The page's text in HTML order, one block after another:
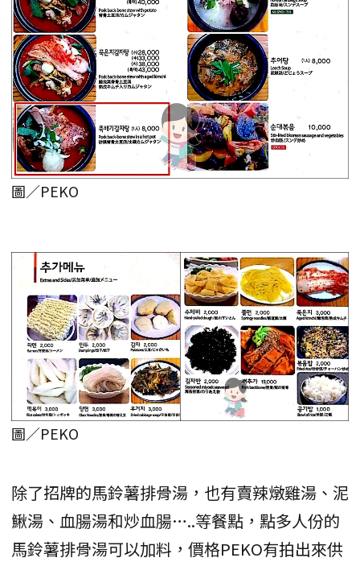
圖／PEKO
圖／PEKO
除了招牌的馬鈴薯排骨湯，也有賣辣燉雞湯、泥
鰍湯、血腸湯和炒血腸…..等餐點，點多人份的
馬鈴薯排骨湯可以加料，價格PEKO有拍出來供